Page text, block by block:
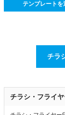
テンプレートを
チラ
チラシ・フライ